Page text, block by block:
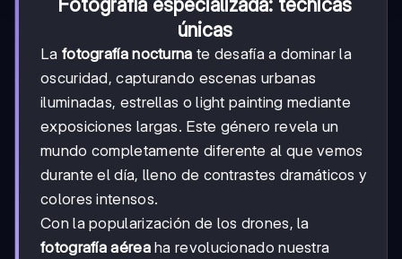
Fotografía especializada: técnicas
únicas
La fotografía nocturna te desafía a dominar la
oscuridad, capturando escenas urbanas
iluminadas, estrellas o light painting mediante
exposiciones largas. Este género revela un
mundo completamente diferente al que vemos
durante el día, lleno de contrastes dramáticos y
colores intensos.
Con la popularización de los drones, la
fotografía aéreaha revolucionado nuestra